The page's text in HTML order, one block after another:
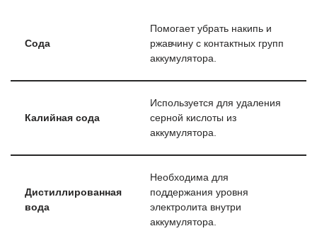
Сода
Помогает убрать накипь и
ржавчину с контактных групп
аккумулятора.
Калийная сода
Используется для удаления
серной кислоты из
аккумулятора.
Дистиллированная
вода
Необходима для
поддержания уровня
электролита внутри
аккумулятора.